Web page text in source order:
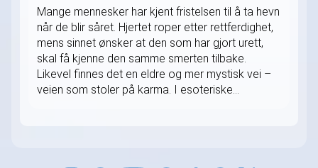
Mange mennesker har kjent fristelsen til å ta hevn
når de blir såret. Hjertet roper etter rettferdighet,
mens sinnet ønsker at den som har gjort urett,
skal få kjenne den samme smerten tilbake.
Likevel finnes det en eldre og mer mystisk vei –
veien som stoler på karma. I esoteriske...